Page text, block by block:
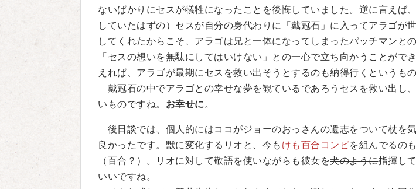
ないばかりにセスが犠牲になったことを後悔していました。逆に言えば
していたはずの）セスが自分の身代わりに「戴冠石」に入ってアラゴが
してくれたからこそ、アラゴは兄と一体になってしまったパッチマンと
「セスの想いを無駄にしてはいけない」との一心で立ち向かうことがで
えれば、アラゴが最期にセスを救い出そうとするのも納得行くというもの
戴冠石の中でアラゴとの幸せな夢を観ているであろうセスを救い出し
いものですね。 お幸せに。
後日談では、個人的にはココがジョーのおっさんの遺志をついて杖を
良かったです。獣に変化するリオと、今も けも百合コンビを組んでるの
（百合？）。リオに対して敬語を使いながらも彼女を犬のように指揮し
いいですね。